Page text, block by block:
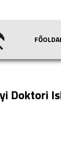
Doktori